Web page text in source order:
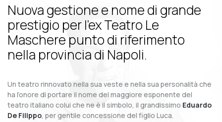
Nuova gestione e nome di grande
prestigio per l’ex Teatro Le
Maschere punto di riferimento
nella provincia di Napoli.
Un teatro rinnovato nella sua veste e nella sua personalità che
ha l’onore di portare il nome del maggiore esponente del
teatro italiano colui che ne è il simbolo, il grandissimo Eduardo
De Filippo, per gentile concessione del figlio Luca.